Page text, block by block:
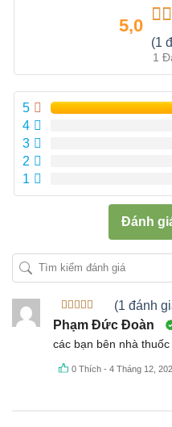
5,0
(1
1
5
4
3
2
1
Đánh
Được xếp
hạng5 5
sao
(1 đánh
Phạm Đức Đoàn
các bạn bên nhà
0 Thích -4 Tháng 12,